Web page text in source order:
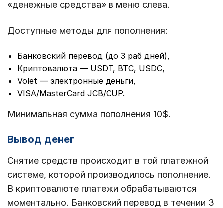
«денежные средства» в меню слева.
Доступные методы для пополнения:
Банковский перевод (до 3 раб дней),
Криптовалюта — USDT, BTC, USDC,
Volet — электронные деньги,
VISA/MasterCard JCB/CUP.
Минимальная сумма пополнения 10$.
Вывод денег
Снятие средств происходит в той платежной
системе, которой производилось пополнение.
В криптовалюте платежи обрабатываются
моментально. Банковский перевод в течении 3